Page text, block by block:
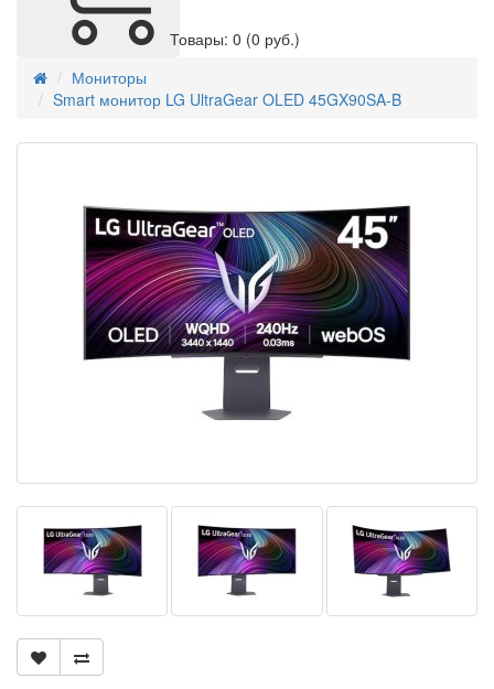
Товары: 0 (0 руб.)
Мониторы
Smart монитор LG UltraGear OLED 45GX90SA-B